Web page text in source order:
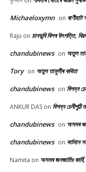
Michaeloxymn on
Raju on চানডুবি বিলৰ উৎপত্তি,
chandubinews on অতুল
Tory on অতুল তামুলীৰ কবিতা
chandubinews on বিপন্ন
ANKUR DAS on বিপন্ন
chandubinews on অসমৰ
chandubinews on বৰ্তমান
Namita on অসমৰ জনজাতিঃ